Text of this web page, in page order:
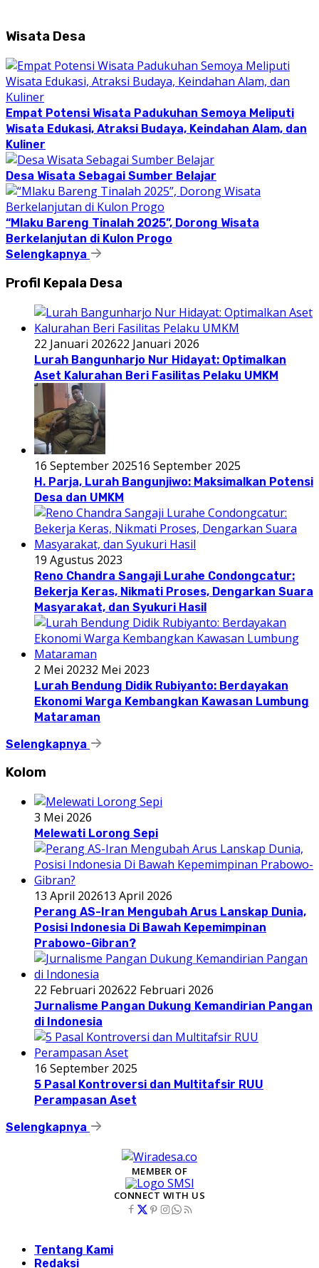
Wisata Desa
Empat Potensi Wisata Padukuhan Semoya Meliputi
Wisata Edukasi, Atraksi Budaya, Keindahan Alam, dan
Kuliner
Desa Wisata Sebagai Sumber Belajar
“Mlaku Bareng Tinalah 2025”, Dorong Wisata
Berkelanjutan di Kulon Progo
Selengkapnya
Profil Kepala Desa
22 Januari 202622 Januari 2026
Lurah Bangunharjo Nur Hidayat: Optimalkan
Aset Kalurahan Beri Fasilitas Pelaku UMKM
16 September 202516 September 2025
H. Parja, Lurah Bangunjiwo: Maksimalkan Potensi
Desa dan UMKM
19 Agustus 2023
Reno Chandra Sangaji Lurahe Condongcatur:
Bekerja Keras, Nikmati Proses, Dengarkan Suara
Masyarakat, dan Syukuri Hasil
2 Mei 20232 Mei 2023
Lurah Bendung Didik Rubiyanto: Berdayakan
Ekonomi Warga Kembangkan Kawasan Lumbung
Mataraman
Selengkapnya
Kolom
3 Mei 2026
Melewati Lorong Sepi
13 April 202613 April 2026
Perang AS-Iran Mengubah Arus Lanskap Dunia,
Posisi Indonesia Di Bawah Kepemimpinan
Prabowo-Gibran?
22 Februari 202622 Februari 2026
Jurnalisme Pangan Dukung Kemandirian Pangan
di Indonesia
16 September 2025
5 Pasal Kontroversi dan Multitafsir RUU
Perampasan Aset
Selengkapnya
MEMBER OF
CONNECT WITH US
Tentang Kami
Redaksi